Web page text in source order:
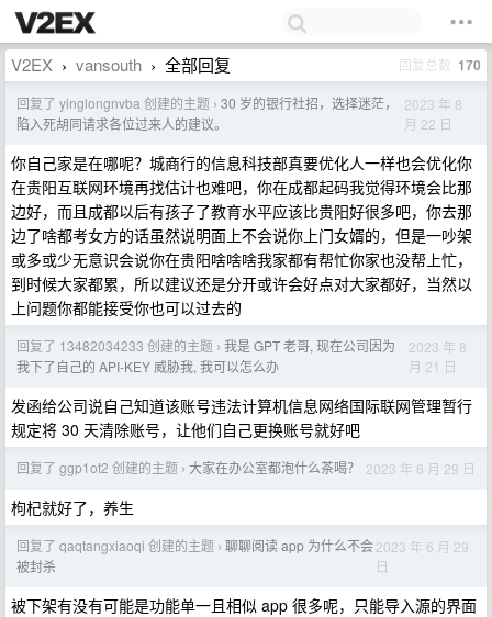
V2EX › vansouth › 全部回复 回复总数 170
回复了 yinglongnvba 创建的主题 › 30 岁的银行社招，选择迷茫，
陷入死胡同请求各位过来人的建议。
2023 年 8
月 22 日
你自己家是在哪呢？城商行的信息科技部真要优化人一样也会优化你
在贵阳互联网环境再找估计也难吧，你在成都起码我觉得环境会比那
边好，而且成都以后有孩子了教育水平应该比贵阳好很多吧，你去那
边了啥都考女方的话虽然说明面上不会说你上门女婿的，但是一吵架
或多或少无意识会说你在贵阳啥啥啥我家都有帮忙你家也没帮上忙，
到时候大家都累，所以建议还是分开或许会好点对大家都好，当然以
上问题你都能接受你也可以过去的
回复了 13482034233 创建的主题 › 我是 GPT 老哥, 现在公司因为
我下了自己的 API-KEY 威胁我, 我可以怎么办
2023 年 8
月 21 日
发函给公司说自己知道该账号违法计算机信息网络国际联网管理暂行
规定将 30 天清除账号，让他们自己更换账号就好吧
回复了 ggp1ot2 创建的主题 › 大家在办公室都泡什么茶喝？ 2023 年 6 月 29 日
枸杞就好了，养生
回复了 qaqtangxiaoqi 创建的主题 › 聊聊阅读 app 为什么不会
被封杀
2023 年 6 月 29
日
被下架有没有可能是功能单一且相似 app 很多呢，只能导入源的界面